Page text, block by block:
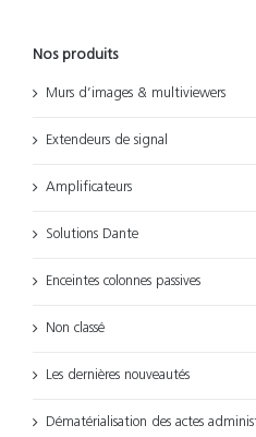
Nos produits
Murs d’images & multiviewers
Extendeurs de signal
Amplificateurs
Solutions Dante
Enceintes colonnes passives
Non classé
Les dernières nouveautés
Dématérialisation des actes